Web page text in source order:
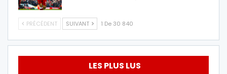
PRÉCÉDENT SUIVANT 1 De 30 840
LES PLUS LUS